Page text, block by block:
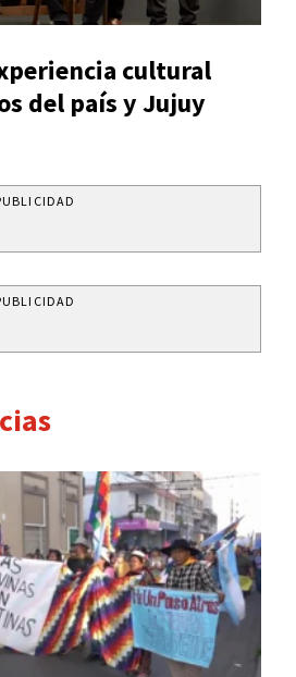
cultural
del país y Jujuy